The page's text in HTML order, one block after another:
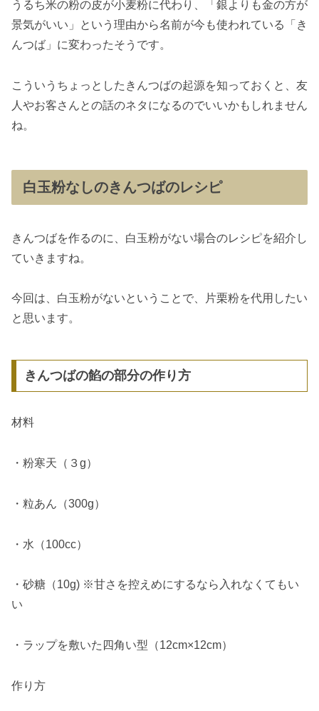
うるち米の粉の皮が小麦粉に代わり、「銀よりも金の方が
景気がいい」という理由から名前が今も使われている「き
んつば」に変わったそうです。
こういうちょっとしたきんつばの起源を知っておくと、友
人やお客さんとの話のネタになるのでいいかもしれません
ね。
白玉粉なしのきんつばのレシピ
きんつばを作るのに、白玉粉がない場合のレシピを紹介し
ていきますね。
今回は、白玉粉がないということで、片栗粉を代用したい
と思います。
きんつばの餡の部分の作り方
材料
・粉寒天（３g）
・粒あん（300g）
・水（100cc）
・砂糖（10g) ※甘さを控えめにするなら入れなくてもい
い
・ラップを敷いた四角い型（12cm×12cm）
作り方